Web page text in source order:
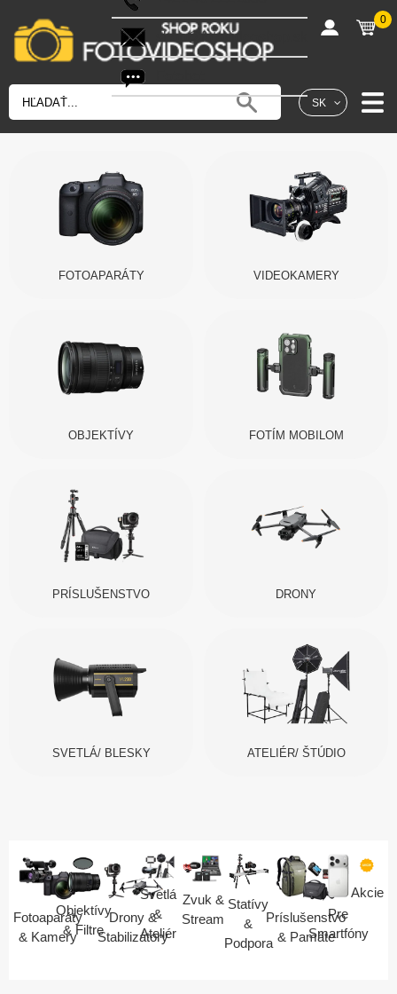
SK
shop@fotovideoshop.sk
0
FOTOAPARÁTY VIDEOKAMERY
OBJEKTÍVY FOTÍM MOBILOM
PRÍSLUŠENSTVO DRONY
SVETLÁ/ BLESKY ATELIÉR/ ŠTÚDIO
Fotoaparáty
& Kamery
Objektívy
& Filtre
Drony &
Stabilizátory
Svetlá
&
Ateliér
Zvuk &
Stream
Statívy
&
Podpora
Príslušenstvo
& Pamäte
Pre
Smartfóny
Akcie